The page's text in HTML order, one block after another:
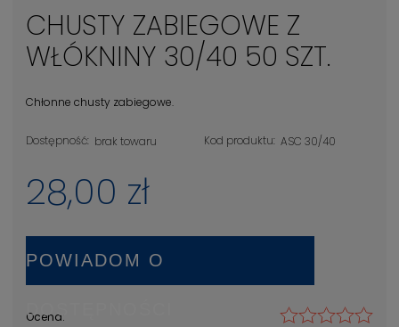
CHUSTY ZABIEGOWE Z
WŁÓKNINY 30/40 50 SZT.
Chłonne chusty zabiegowe.
Dostępność: brak towaru Kod produktu: ASC 30/40
28,00 zł
POWIADOM O
DOSTĘPNOŚCI
Ocena: